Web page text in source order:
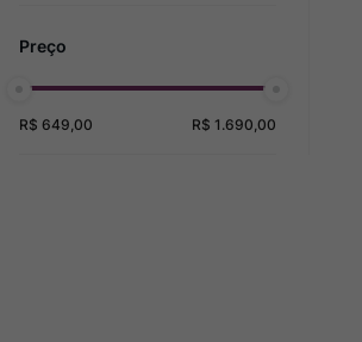
R$ 649,00 R$ 1.690,00